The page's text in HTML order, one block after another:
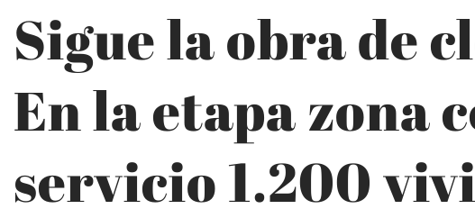
Sigue la obra de
En la etapa zona
servicio 1.200